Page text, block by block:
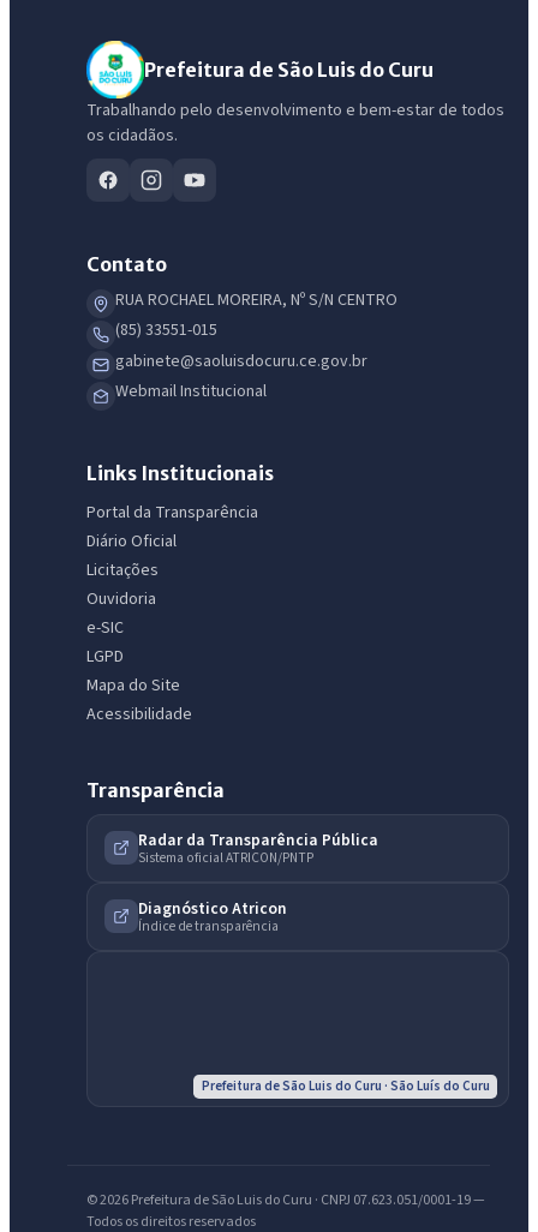
Prefeitura de São Luis do Curu
Trabalhando pelo desenvolvimento e bem-estar de todos
os cidadãos.
Contato
RUA ROCHAEL MOREIRA, Nº S/N CENTRO
(85) 33551-015
gabinete@saoluisdocuru.ce.gov.br
Webmail Institucional
Links Institucionais
Portal da Transparência
Diário Oficial
Licitações
Ouvidoria
e-SIC
LGPD
Mapa do Site
Acessibilidade
Transparência
Radar da Transparência Pública
Sistema oficial ATRICON/PNTP
Diagnóstico Atricon
Índice de transparência
Prefeitura de São Luis do Curu · São Luís do Curu
© 2026 Prefeitura de São Luis do Curu · CNPJ 07.623.051/0001-19 —
Todos os direitos reservados
IntGest AI
Assistente do Portal